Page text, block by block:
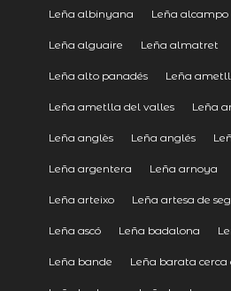
Leña albinyana Leña alcampo
Leña alguaire Leña almatret
Leña alto panadés Leña
Leña ametlla del valles Leña
Leña anglès Leña anglés
Leña argentera Leña arnoya
Leña arteixo Leña artesa de
Leña ascó Leña badalona
Leña bande Leña barata cerca